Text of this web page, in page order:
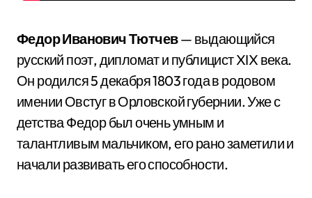
Федор Иванович Тютчев— выдающийся
русский поэт, дипломат и публицист XIX века.
Он родился 5 декабря 1803 года в родовом
имении Овстуг в Орловской губернии. Уже с
детства Федор был очень умным и
талантливым мальчиком, его рано заметили и
начали развивать его способности.